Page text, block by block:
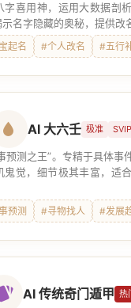
字喜用神，运用大数据剖
名字隐藏的奥秘，提供改
起名 #个人改名 #五行
AI 大六壬 极准 SVIP
预测之王”。专精于具体事
鬼觉，细节极其丰富，适
预测 #寻物找人 #发展
AI 传统奇门遁甲 热